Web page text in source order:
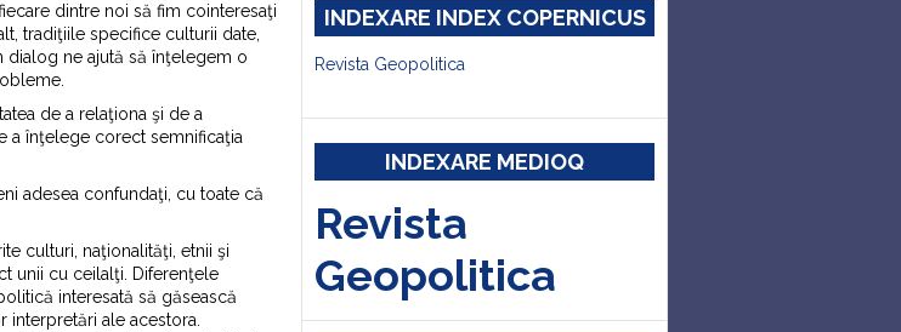
dintre noi să fim cointeresaţi
tradiţiile specifice culturii date,
dialog ne ajută să înţelegem o
de a relaţiona şi de a
a înţelege corect semnificaţia
adesea confundaţi, cu toate că
culturi, naţionalităţi, etnii şi
unii cu ceilalţi. Diferenţele
interesată să găsească
ale acestora.
INDEXARE INDEX COPERNICUS
Revista Geopolitica
INDEXARE MEDIOQ
Revista
Geopolitica